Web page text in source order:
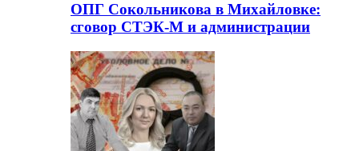
ОПГ Сокольникова в Михайловке:
сговор СТЭК-М и администрации